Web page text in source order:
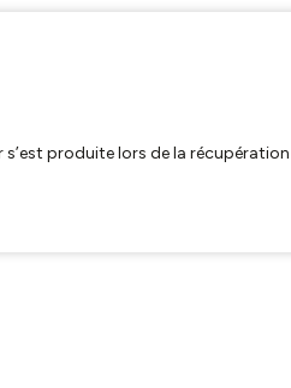
s’est produite lors de la